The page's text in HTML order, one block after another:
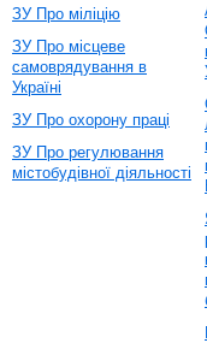
ЗУ Про міліцію
ЗУ Про місцеве
самоврядування в
Україні
ЗУ Про охорону праці
ЗУ Про регулювання
містобудівної діяльності